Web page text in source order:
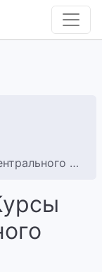
Банка РФ